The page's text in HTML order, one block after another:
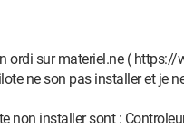
ordi sur materiel.ne (
ne son pas installer et je
non installer sont :